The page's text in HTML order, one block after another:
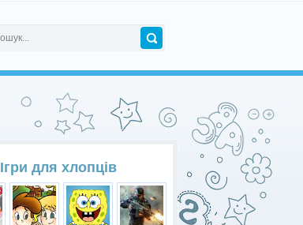
Ігри для хлопців